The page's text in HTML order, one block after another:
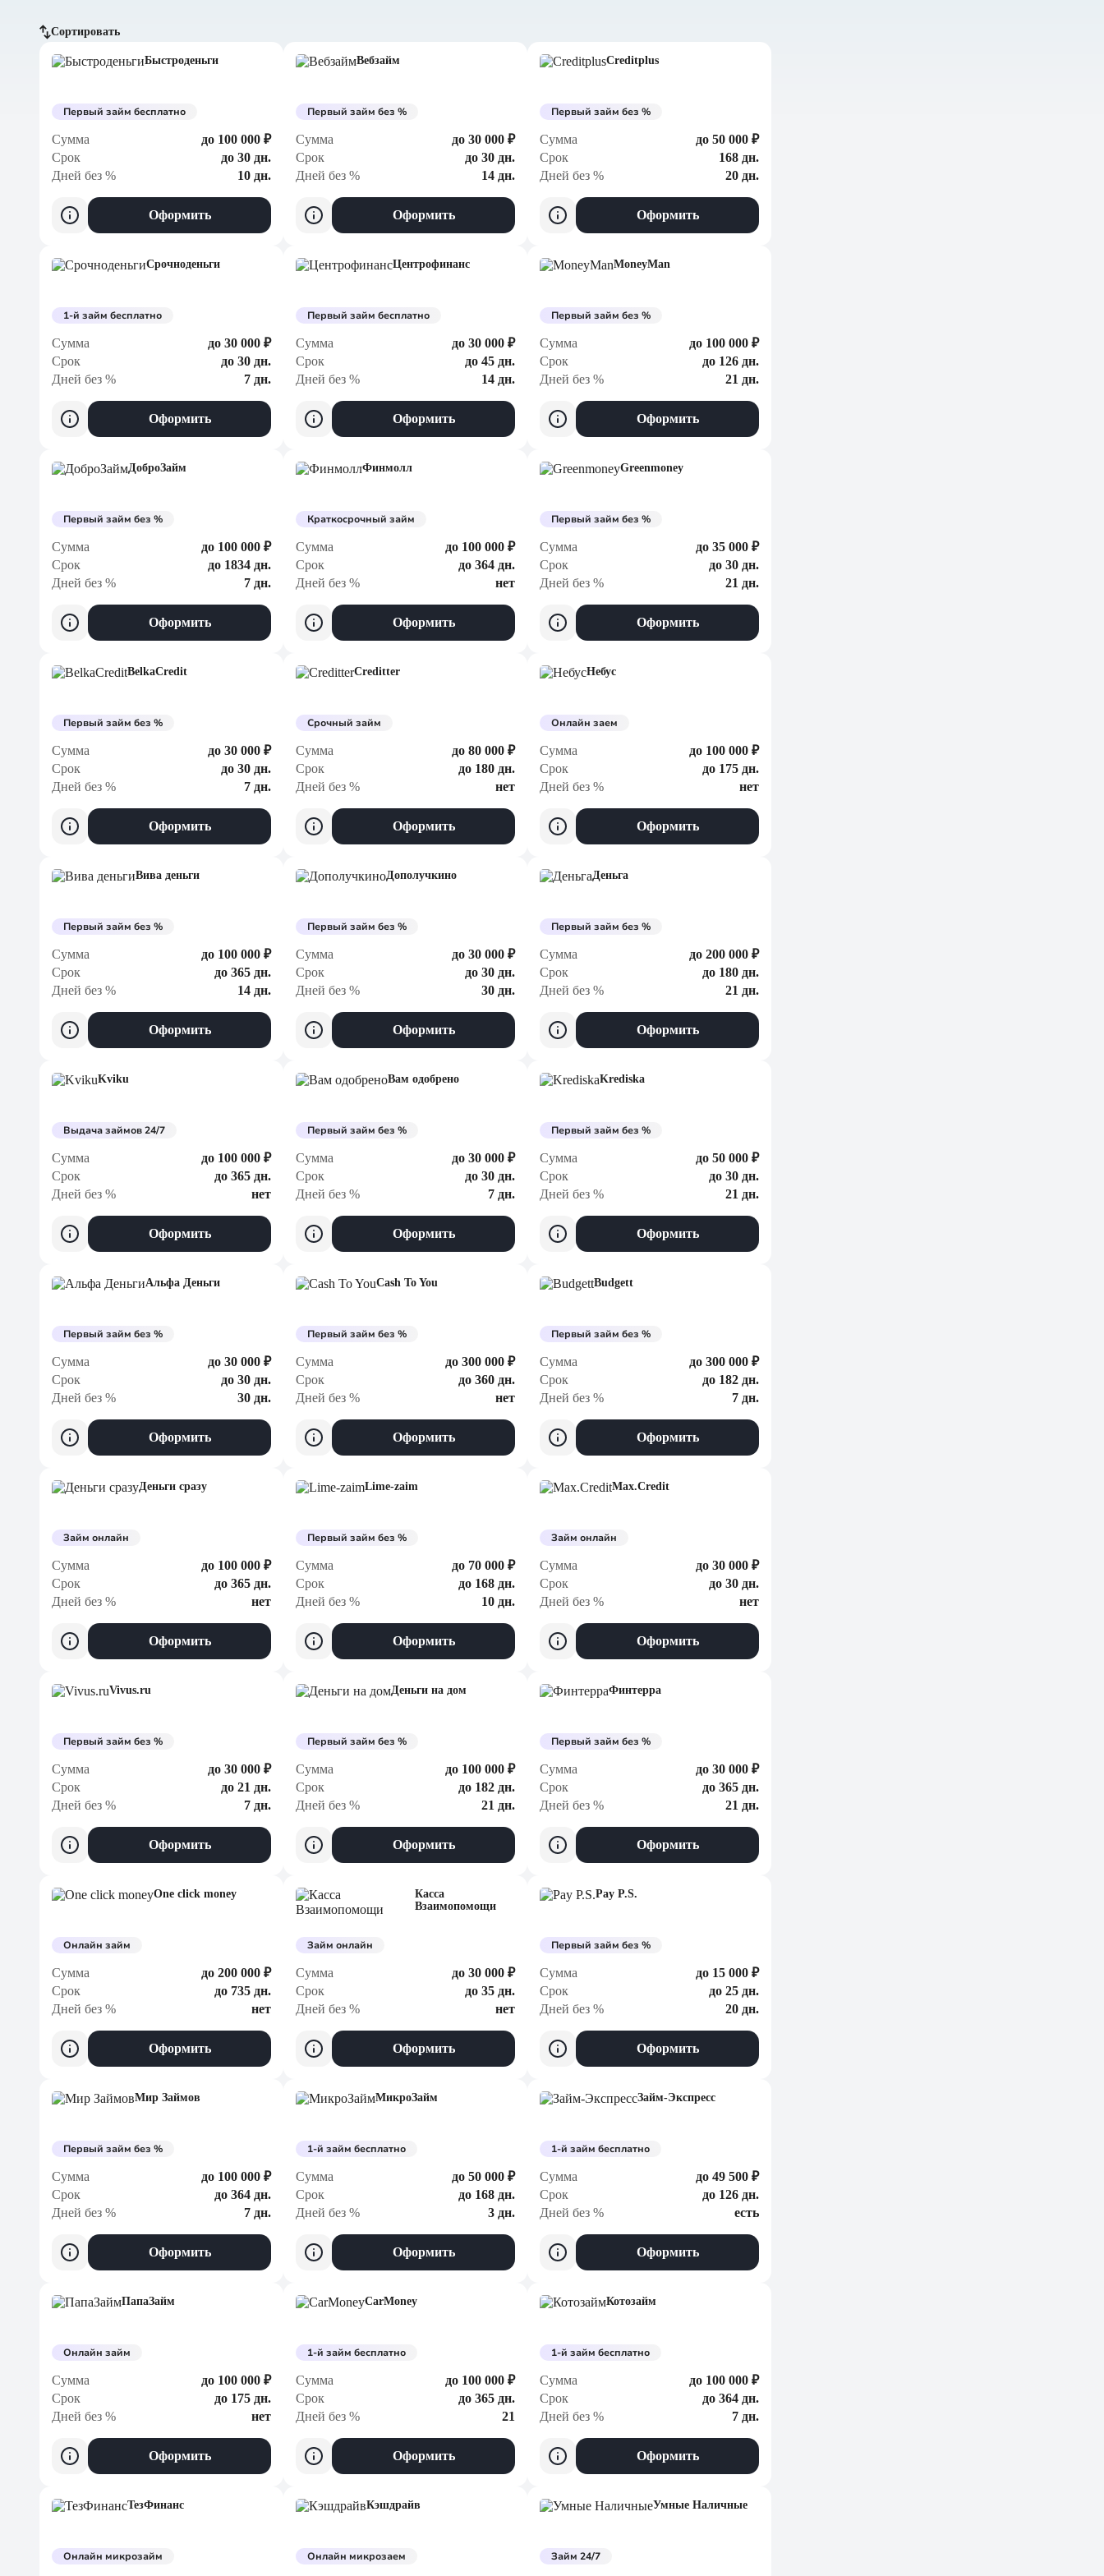
Сортировать
По сумме, меньше
По дням без %
Быстроденьги
Первый займ бесплатно
Сумма
до 100 000 ₽
Срок
до 30 дн.
Дней без %
10 дн.
Оформить
Вебзайм
Первый займ без %
Сумма
до 30 000 ₽
Срок
до 30 дн.
Дней без %
14 дн.
Оформить
Creditplus
Первый займ без %
Сумма
до 50 000 ₽
Срок
168 дн.
Дней без %
20 дн.
Оформить
Срочноденьги
1-й займ бесплатно
Сумма
до 30 000 ₽
Срок
до 30 дн.
Дней без %
7 дн.
Оформить
Центрофинанс
Первый займ бесплатно
Сумма
до 30 000 ₽
Срок
до 45 дн.
Дней без %
14 дн.
Оформить
MoneyMan
Первый займ без %
Сумма
до 100 000 ₽
Срок
до 126 дн.
Дней без %
21 дн.
Оформить
ДоброЗайм
Первый займ без %
Сумма
до 100 000 ₽
Срок
до 1834 дн.
Дней без %
7 дн.
Оформить
Финмолл
Краткосрочный займ
Сумма
до 100 000 ₽
Срок
до 364 дн.
Дней без %
нет
Оформить
Greenmoney
Первый займ без %
Сумма
до 35 000 ₽
Срок
до 30 дн.
Дней без %
21 дн.
Оформить
BelkaCredit
Первый займ без %
Сумма
до 30 000 ₽
Срок
до 30 дн.
Дней без %
7 дн.
Оформить
Creditter
Срочный займ
Сумма
до 80 000 ₽
Срок
до 180 дн.
Дней без %
нет
Оформить
Небус
Онлайн заем
Сумма
до 100 000 ₽
Срок
до 175 дн.
Дней без %
нет
Оформить
Вива деньги
Первый займ без %
Сумма
до 100 000 ₽
Срок
до 365 дн.
Дней без %
14 дн.
Оформить
Дополучкино
Первый займ без %
Сумма
до 30 000 ₽
Срок
до 30 дн.
Дней без %
30 дн.
Оформить
Деньга
Первый займ без %
Сумма
до 200 000 ₽
Срок
до 180 дн.
Дней без %
21 дн.
Оформить
Kviku
Выдача займов 24/7
Сумма
до 100 000 ₽
Срок
до 365 дн.
Дней без %
нет
Оформить
Вам одобрено
Первый займ без %
Сумма
до 30 000 ₽
Срок
до 30 дн.
Дней без %
7 дн.
Оформить
Krediska
Первый займ без %
Сумма
до 50 000 ₽
Срок
до 30 дн.
Дней без %
21 дн.
Оформить
Альфа Деньги
Первый займ без %
Сумма
до 30 000 ₽
Срок
до 30 дн.
Дней без %
30 дн.
Оформить
Cash To You
Первый займ без %
Сумма
до 300 000 ₽
Срок
до 360 дн.
Дней без %
нет
Оформить
Budgett
Первый займ без %
Сумма
до 300 000 ₽
Срок
до 182 дн.
Дней без %
7 дн.
Оформить
Деньги сразу
Займ онлайн
Сумма
до 100 000 ₽
Срок
до 365 дн.
Дней без %
нет
Оформить
Lime-zaim
Первый займ без %
Сумма
до 70 000 ₽
Срок
до 168 дн.
Дней без %
10 дн.
Оформить
Max.Credit
Займ онлайн
Сумма
до 30 000 ₽
Срок
до 30 дн.
Дней без %
нет
Оформить
Vivus.ru
Первый займ без %
Сумма
до 30 000 ₽
Срок
до 21 дн.
Дней без %
7 дн.
Оформить
Деньги на дом
Первый займ без %
Сумма
до 100 000 ₽
Срок
до 182 дн.
Дней без %
21 дн.
Оформить
Финтерра
Первый займ без %
Сумма
до 30 000 ₽
Срок
до 365 дн.
Дней без %
21 дн.
Оформить
One click money
Онлайн займ
Сумма
до 200 000 ₽
Срок
до 735 дн.
Дней без %
нет
Оформить
Касса
Взаимопомощи
Займ онлайн
Сумма
до 30 000 ₽
Срок
до 35 дн.
Дней без %
нет
Оформить
Pay P.S.
Первый займ без %
Сумма
до 15 000 ₽
Срок
до 25 дн.
Дней без %
20 дн.
Оформить
Мир Займов
Первый займ без %
Сумма
до 100 000 ₽
Срок
до 364 дн.
Дней без %
7 дн.
Оформить
МикроЗайм
1-й займ бесплатно
Сумма
до 50 000 ₽
Срок
до 168 дн.
Дней без %
3 дн.
Оформить
Займ-Экспресс
1-й займ бесплатно
Сумма
до 49 500 ₽
Срок
до 126 дн.
Дней без %
есть
Оформить
ПапаЗайм
Онлайн займ
Сумма
до 100 000 ₽
Срок
до 175 дн.
Дней без %
нет
Оформить
CarMoney
1-й займ бесплатно
Сумма
до 100 000 ₽
Срок
до 365 дн.
Дней без %
21
Оформить
Котозайм
1-й займ бесплатно
Сумма
до 100 000 ₽
Срок
до 364 дн.
Дней без %
7 дн.
Оформить
ТезФинанс
Онлайн микрозайм
Кэшдрайв
Онлайн микрозаем
Умные Наличные
Займ 24/7